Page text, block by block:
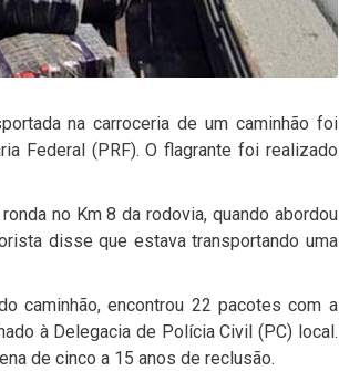
na carroceria de um caminhão foi
Federal (PRF). O flagrante foi realizado
no Km 8 da rodovia, quando abordou
disse que estava transportando uma
caminhão, encontrou 22 pacotes com a
à Delegacia de Polícia Civil (PC) local.
de cinco a 15 anos de reclusão.